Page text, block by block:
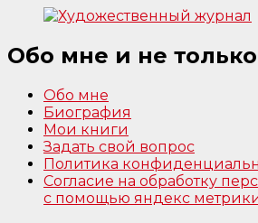
Обо мне и не только
Обо мне
Биография
Мои книги
Задать свой вопрос
Политика
Согласие на обработку
с помощью яндекс